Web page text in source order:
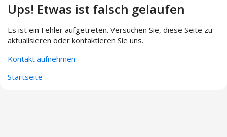
Ups! Etwas ist falsch gelaufen
Es ist ein Fehler aufgetreten. Versuchen Sie, diese Seite zu
aktualisieren oder kontaktieren Sie uns.
Kontakt aufnehmen
Startseite